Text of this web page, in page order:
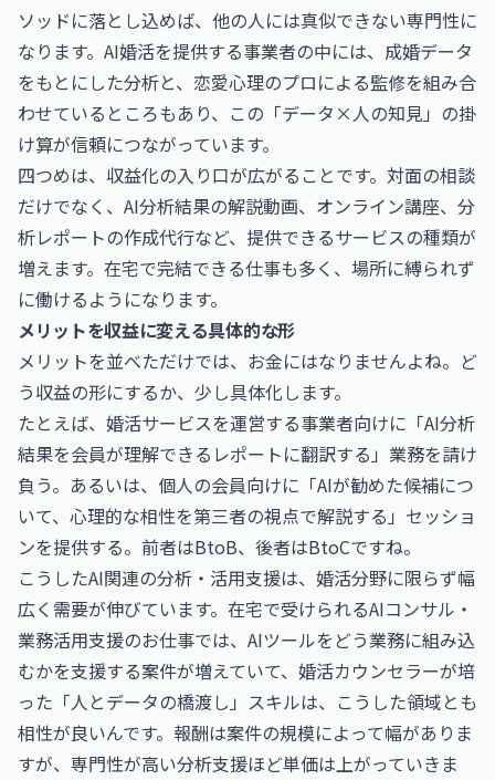
ソッドに落とし込めば、他の人には真似できない専門性に
なります。AI婚活を提供する事業者の中には、成婚データ
をもとにした分析と、恋愛心理のプロによる監修を組み合
わせているところもあり、この「データ×人の知見」の掛
け算が信頼につながっています。
四つめは、収益化の入り口が広がることです。対面の相談
だけでなく、AI分析結果の解説動画、オンライン講座、分
析レポートの作成代行など、提供できるサービスの種類が
増えます。在宅で完結できる仕事も多く、場所に縛られず
に働けるようになります。
メリットを収益に変える具体的な形
メリットを並べただけでは、お金にはなりませんよね。ど
う収益の形にするか、少し具体化します。
たとえば、婚活サービスを運営する事業者向けに「AI分析
結果を会員が理解できるレポートに翻訳する」業務を請け
負う。あるいは、個人の会員向けに「AIが勧めた候補につ
いて、心理的な相性を第三者の視点で解説する」セッショ
ンを提供する。前者はBtoB、後者はBtoCですね。
こうしたAI関連の分析・活用支援は、婚活分野に限らず幅
広く需要が伸びています。在宅で受けられるAIコンサル・
業務活用支援のお仕事では、AIツールをどう業務に組み込
むかを支援する案件が増えていて、婚活カウンセラーが培
った「人とデータの橋渡し」スキルは、こうした領域とも
相性が良いんです。報酬は案件の規模によって幅がありま
すが、専門性が高い分析支援ほど単価は上がっていきま